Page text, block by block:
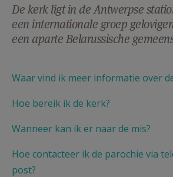
AANMELDEN OF
De kerk ligt in de Antwerpse
een internationale groep
een aparte Belarussische
Waar vind ik meer informatie over
Hoe bereik ik de kerk?
Wanneer kan ik er naar de mis?
Hoe contacteer ik de parochie via
post?